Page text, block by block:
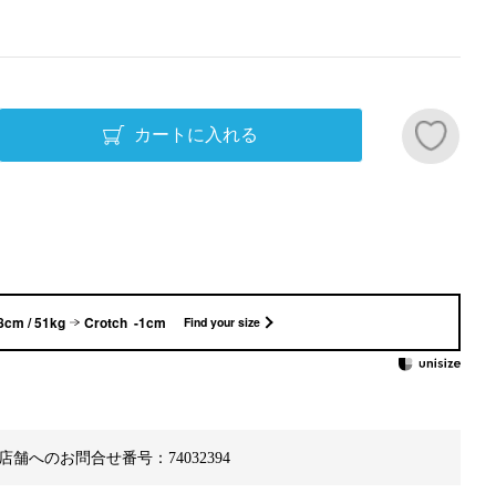
舗へのお問合せ番号：74032394
/ 51kg Crotch -1cm Find your size
カートに入れる